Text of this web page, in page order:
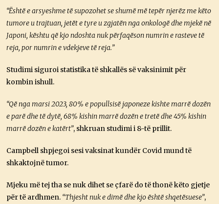
“Është e arsyeshme të supozohet se shumë më tepër njerëz me këto
tumore u trajtuan, jetët e tyre u zgjatën nga onkologë dhe mjekë në
Japoni, kështu që kjo ndoshta nuk përfaqëson numrin e rasteve të
reja, por numrin e vdekjeve të reja.”
Studimi siguroi statistika të shkallës së vaksinimit për
kombin ishull.
“Që nga marsi 2023, 80% e popullsisë japoneze kishte marrë dozën
e parë dhe të dytë, 68% kishin marrë dozën e tretë dhe 45% kishin
marrë dozën e katërt”, shkruan studimi i 8-të prillit.
Campbell shpjegoi sesi vaksinat kundër Covid mund të
shkaktojnë tumor.
Mjeku më tej tha se nuk dihet se çfarë do të thonë këto gjetje
për të ardhmen. “Thjesht nuk e dimë dhe kjo është shqetësuese”,